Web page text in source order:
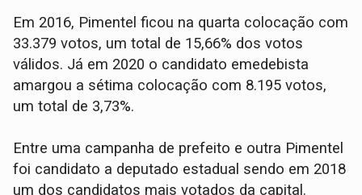
Em 2016, Pimentel ficou na quarta colocação com
33.379 votos, um total de 15,66% dos votos
válidos. Já em 2020 o candidato emedebista
amargou a sétima colocação com 8.195 votos,
um total de 3,73%.
Entre uma campanha de prefeito e outra Pimentel
foi candidato a deputado estadual sendo em 2018
um dos candidatos mais votados da capital.